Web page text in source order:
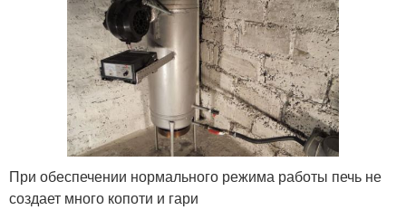
При обеспечении нормального режима работы печь не
создает много копоти и гари